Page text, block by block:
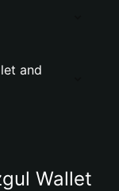
and
Wallet